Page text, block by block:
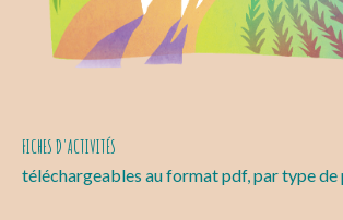
FICHES D'ACTIVITÉS
téléchargeables au format pdf, par type de